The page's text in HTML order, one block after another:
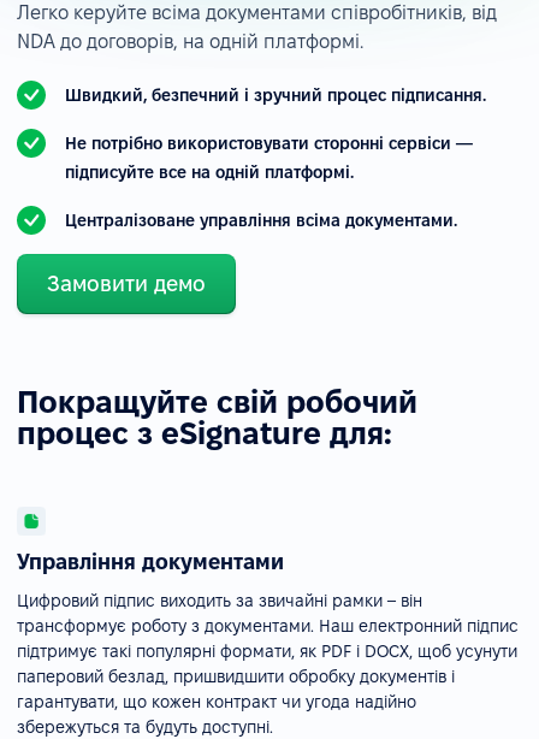
Легко керуйте всіма документами співробітників, від
NDA до договорів, на одній платформі.
Швидкий, безпечний і зручний процес підписання.
Не потрібно використовувати сторонні сервіси —
підписуйте все на одній платформі.
Централізоване управління всіма документами.
Замовити демо
Покращуйте свій робочий
процес з eSignature для:
Управління документами
Цифровий підпис виходить за звичайні рамки – він
трансформує роботу з документами. Наш електронний підпис
підтримує такі популярні формати, як PDF і DOCX, щоб усунути
паперовий безлад, пришвидшити обробку документів і
гарантувати, що кожен контракт чи угода надійно
збережуться та будуть доступні.